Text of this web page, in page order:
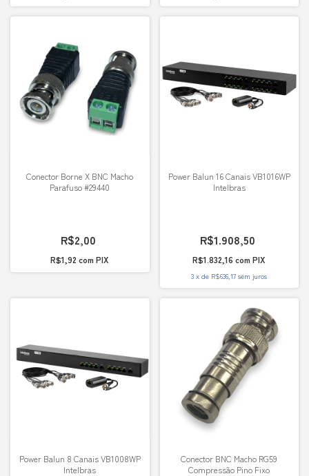
Conector Borne X BNC Macho
Parafuso #29440
R$2,00
R$1,92com PIX
Power Balun 16 Canais VB1016WP
Intelbras
R$1.908,50
R$1.832,16com PIX
3 xde R$636,17 sem juros
Power Balun 8 Canais VB1008WP
Intelbras
Conector BNC Macho RG59
Compressão Pino Fixo